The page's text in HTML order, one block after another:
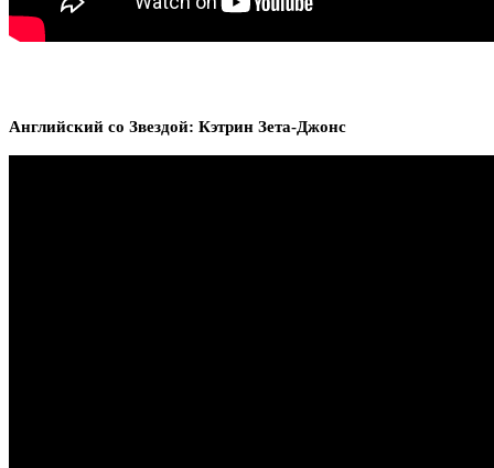
Английский со Звездой: Кэтрин Зета-Джонс